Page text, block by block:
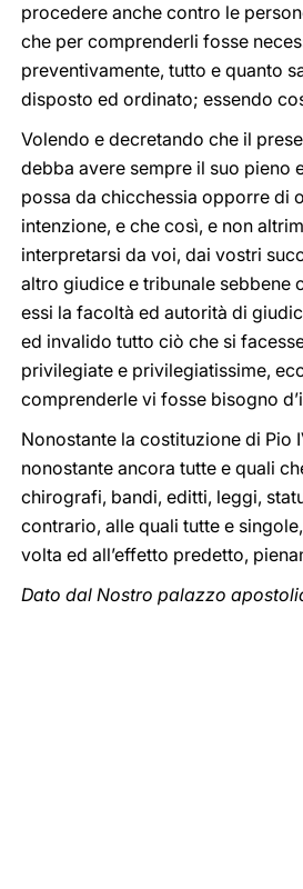
procedere anche contro le
che per comprenderli fosse
preventivamente, tutto e quanto
disposto ed ordinato; essendo
Volendo e decretando che il
debba avere sempre il suo pieno
possa da chicchessia opporre di
intenzione, e che così, e non
interpretarsi da voi, dai vostri
altro giudice e tribunale sebbene
essi la facoltà ed autorità di
ed invalido tutto ciò che si
privilegiate e privilegiatissime,
comprenderle vi fosse bisogno
Nonostante la costituzione di Pio
nonostante ancora tutte e quali
chirografi, bandi, editti, leggi,
contrario, alle quali tutte e
volta ed all’effetto predetto,
Dato dal Nostro palazzo